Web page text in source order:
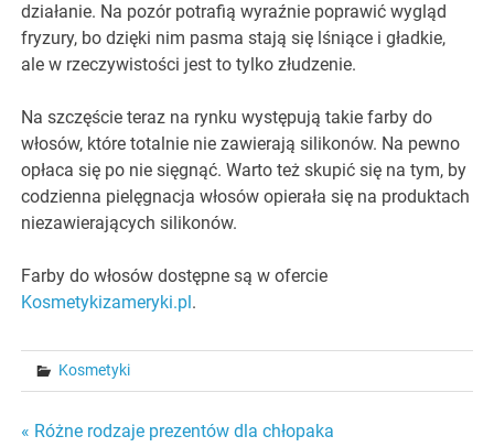
działanie. Na pozór potrafią wyraźnie poprawić wygląd
fryzury, bo dzięki nim pasma stają się lśniące i gładkie,
ale w rzeczywistości jest to tylko złudzenie.
Na szczęście teraz na rynku występują takie farby do
włosów, które totalnie nie zawierają silikonów. Na pewno
opłaca się po nie sięgnąć. Warto też skupić się na tym, by
codzienna pielęgnacja włosów opierała się na produktach
niezawierających silikonów.
Farby do włosów dostępne są w ofercie
Kosmetykizameryki.pl .
Kosmetyki
Nawigacja
« Różne rodzaje prezentów dla chłopaka